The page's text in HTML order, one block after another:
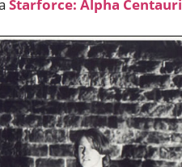
Starforce: Alpha Centauri